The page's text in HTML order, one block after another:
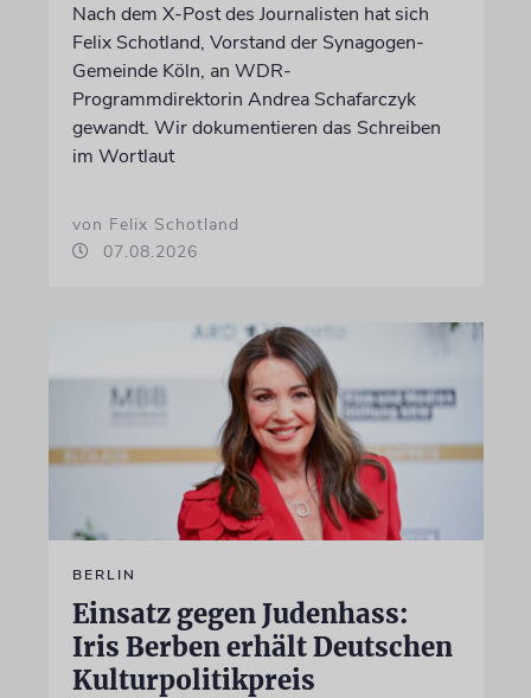
Nach dem X-Post des Journalisten hat sich
Felix Schotland, Vorstand der Synagogen-
Gemeinde Köln, an WDR-
Programmdirektorin Andrea Schafarczyk
gewandt. Wir dokumentieren das Schreiben
im Wortlaut
von Felix Schotland
07.08.2026
BERLIN
Einsatz gegen Judenhass:
Iris Berben erhält Deutschen
Kulturpolitikpreis